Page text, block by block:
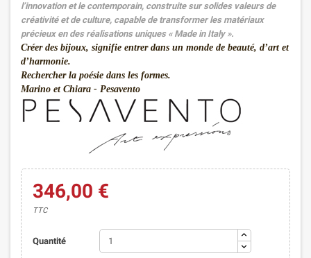
l’innovation et le contemporain, construite sur solides valeurs de
créativité et de culture, capable de transformer les matériaux
précieux en des réalisations uniques « Made in Italy ».
Créer des bijoux, signifie entrer dans un monde de beauté, d’art et
d’harmonie.
Rechercher la poésie dans les formes.
Marino et Chiara - Pesavento
346,00 €
TTC
Quantité